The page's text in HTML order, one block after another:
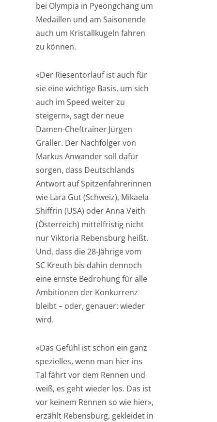
bei Olympia in Pyeongchang um
Medaillen und am Saisonende
auch um Kristallkugeln fahren
zu können.
«Der Riesentorlauf ist auch für
sie eine wichtige Basis, um sich
auch im Speed weiter zu
steigern», sagt der neue
Damen-Cheftrainer Jürgen
Graller. Der Nachfolger von
Markus Anwander soll dafür
sorgen, dass Deutschlands
Antwort auf Spitzenfahrerinnen
wie Lara Gut (Schweiz), Mikaela
Shiffrin (USA) oder Anna Veith
(Österreich) mittelfristig nicht
nur Viktoria Rebensburg heißt.
Und, dass die 28-Jährige vom
SC Kreuth bis dahin dennoch
eine ernste Bedrohung für alle
Ambitionen der Konkurrenz
bleibt – oder, genauer: wieder
wird.
«Das Gefühl ist schon ein ganz
spezielles, wenn man hier ins
Tal fährt vor dem Rennen und
weiß, es geht wieder los. Das ist
vor keinem Rennen so wie hier»,
erzählt Rebensburg, gekleidet in